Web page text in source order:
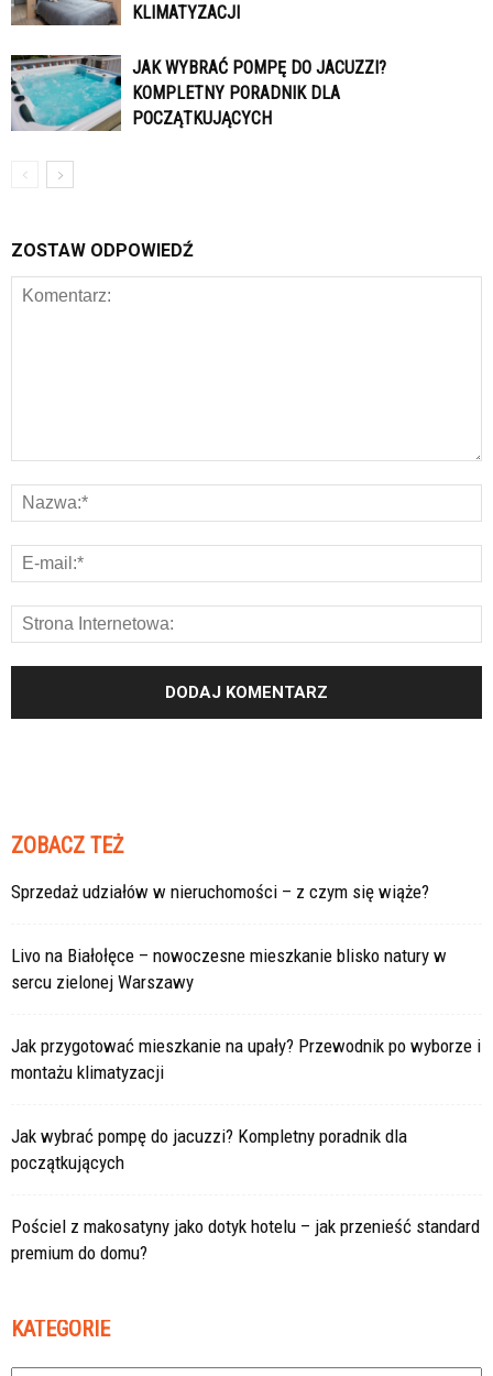
KLIMATYZACJI
JAK WYBRAĆ POMPĘ DO JACUZZI?
KOMPLETNY PORADNIK DLA
POCZĄTKUJĄCYCH
ZOSTAW ODPOWIEDŹ
ZOBACZ TEŻ
Sprzedaż udziałów w nieruchomości – z czym się wiąże?
Livo na Białołęce – nowoczesne mieszkanie blisko natury w
sercu zielonej Warszawy
Jak przygotować mieszkanie na upały? Przewodnik po wyborze i
montażu klimatyzacji
Jak wybrać pompę do jacuzzi? Kompletny poradnik dla
początkujących
Pościel z makosatyny jako dotyk hotelu – jak przenieść standard
premium do domu?
KATEGORIE
Kategorie